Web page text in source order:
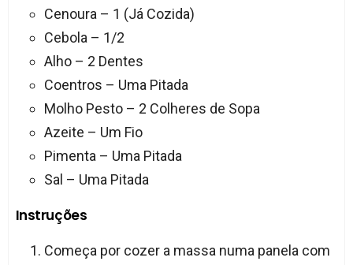
Cenoura – 1 (Já Cozida)
Cebola – 1/2
Alho – 2 Dentes
Coentros – Uma Pitada
Molho Pesto – 2 Colheres de Sopa
Azeite – Um Fio
Pimenta – Uma Pitada
Sal – Uma Pitada
Instruções
Começa por cozer a massa numa panela com